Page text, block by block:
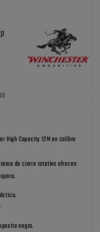
High Capacity 12M en calibre
de cierre rotativo ofrecen
negro.